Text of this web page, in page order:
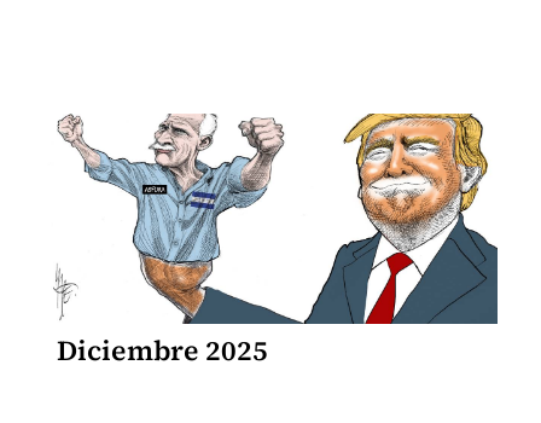
Diciembre 2025